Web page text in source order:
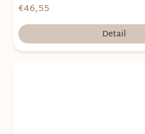
€46,55
Detail